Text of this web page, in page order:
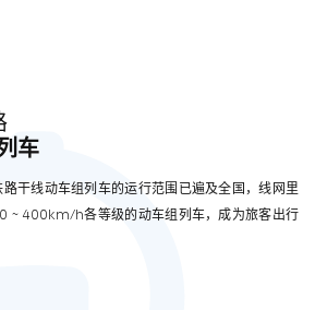
车
干线动车组列车的运行范围已遍及全国，线网里
~ 400km/h各等级的动车组列车，成为旅客出行